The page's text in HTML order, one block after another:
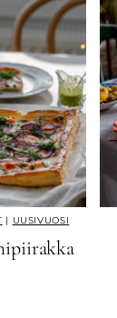
| UUSIVUOSI